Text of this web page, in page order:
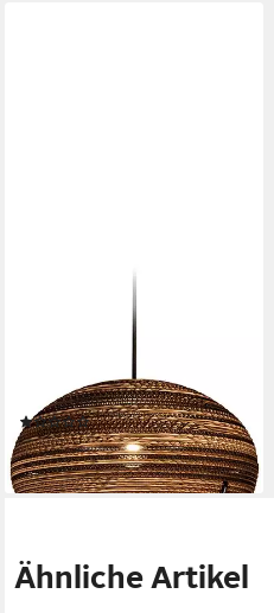
Hängeleuchte Dandy, ohne
Leuchtmittel, schicke
mit Stil,handarbeit
(1)
244,99 €
lieferbar - in 3-4 Werktagen bei dir
Ähnliche Artikel